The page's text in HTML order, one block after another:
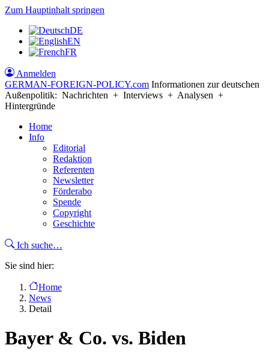
Zum Hauptinhalt springen
DE
EN
FR
Anmelden
GERMAN-FOREIGN-POLICY.com Informationen zur deutschen
Außenpolitik: Nachrichten + Interviews + Analysen +
Hintergründe
Home
Info
Editorial
Redaktion
Referenten
Newsletter
Förderabo
Spende
Copyright
Geschichte
Ich suche…
Sie sind hier:
Home
News
Detail
Bayer & Co. vs. Biden